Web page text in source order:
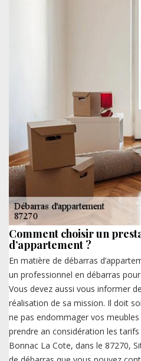
Comment choisir un
d’appartement ?
En matière de débarras
un professionnel en débarras
Vous devez aussi vous informer
réalisation de sa mission. Il doit
ne pas endommager vos
prendre an considération les tarifs
Bonnac La Cote, dans le 87270,